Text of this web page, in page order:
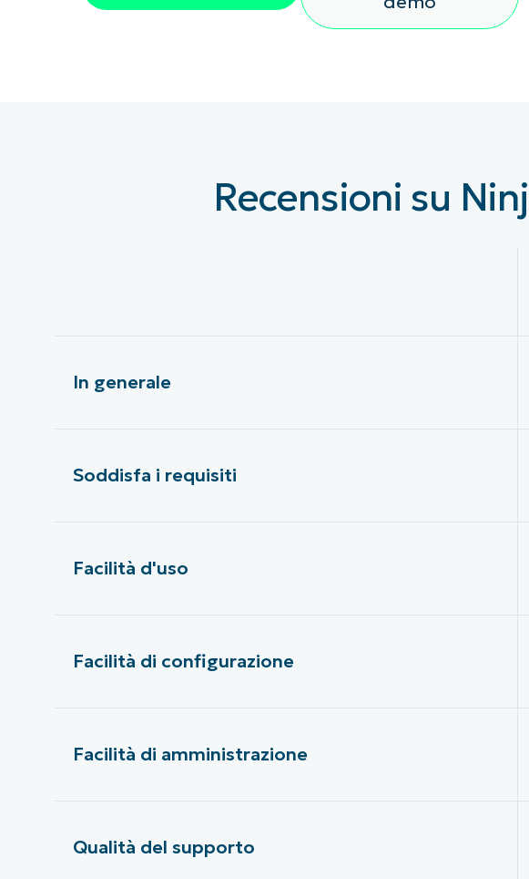
CONTATTO COMMERCIALE GUARDA UNA
CONTATTO COMMERCIALE GUARDA UNA
Recensioni su
In generale
Soddisfa i requisiti
Facilità d'uso
Facilità di configurazione
Facilità di amministrazione
Qualità del supporto